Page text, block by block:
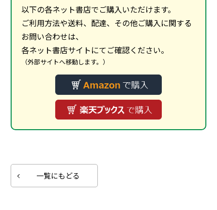
以下の各ネット書店でご購入いただけます。
ご利用方法や送料、配達、その他ご購入に関する
お問い合わせは、
各ネット書店サイトにてご確認ください。
（外部サイトへ移動します。）
一覧にもどる